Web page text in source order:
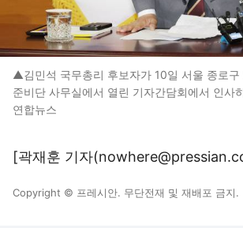
▲김민석 국무총리 후보자가 10일 서울 종로구
준비단 사무실에서 열린 기자간담회에서 인사
연합뉴스
[곽재훈 기자
Copyright © 프레시안. 무단전재 및 재배포 금지.